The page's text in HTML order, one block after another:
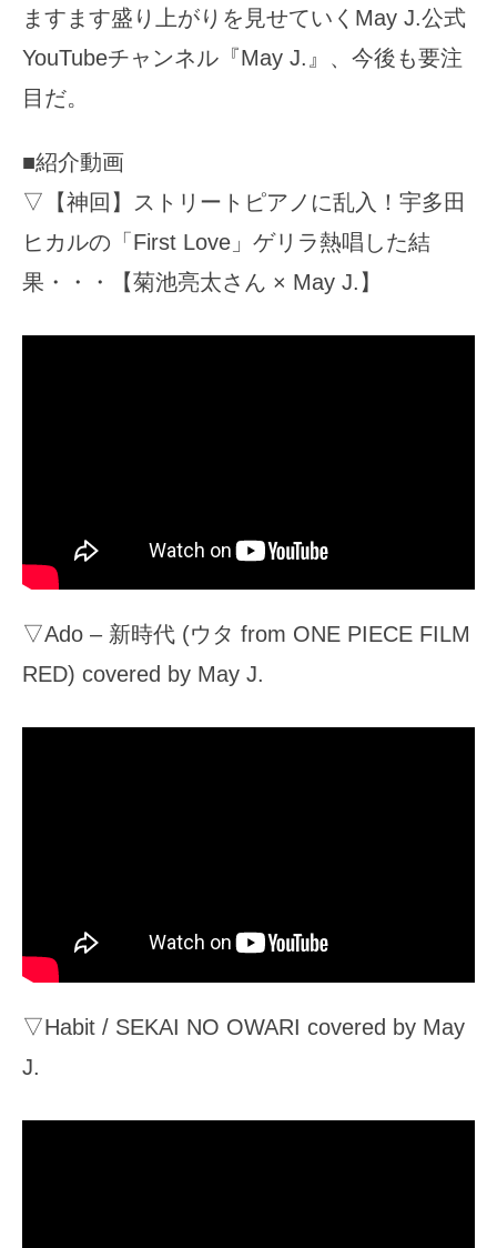
ますます盛り上がりを見せていくMay J.公式
YouTubeチャンネル『May J.』、今後も要注
目だ。
■紹介動画
▽【神回】ストリートピアノに乱入！宇多田
ヒカルの「First Love」ゲリラ熱唱した結
果・・・【菊池亮太さん × May J.】
▽Ado – 新時代 (ウタ from ONE PIECE FILM
RED) covered by May J.
▽Habit / SEKAI NO OWARI covered by May
J.